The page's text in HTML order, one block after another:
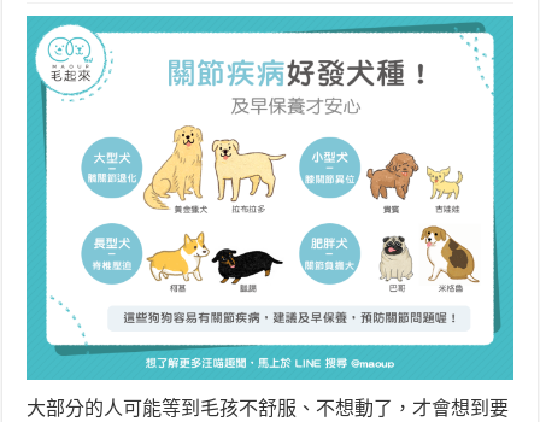
大部分的人可能等到毛孩不舒服、不想動了，才會想到要